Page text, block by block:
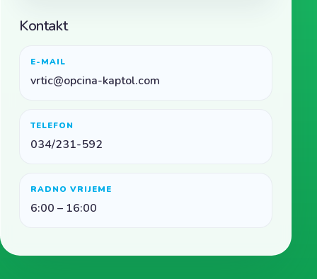
Kontakt
E-MAIL
vrtic@opcina-kaptol.com
TELEFON
034/231-592
RADNO VRIJEME
6:00 – 16:00